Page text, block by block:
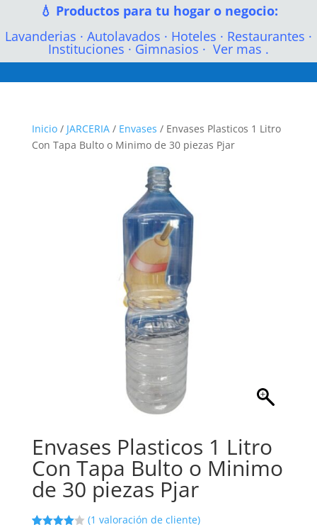
💧 Productos para tu hogar o negocio:
Lavanderias · Autolavados · Hoteles · Restaurantes ·
Instituciones · Gimnasios · Ver mas .
Inicio/ JARCERIA/ Envases / Envases Plasticos 1 Litro
Con Tapa Bulto o Minimo de 30 piezas Pjar
Envases Plasticos 1 Litro
Con Tapa Bulto o Minimo
de 30 piezas Pjar
(1 valoración de cliente)